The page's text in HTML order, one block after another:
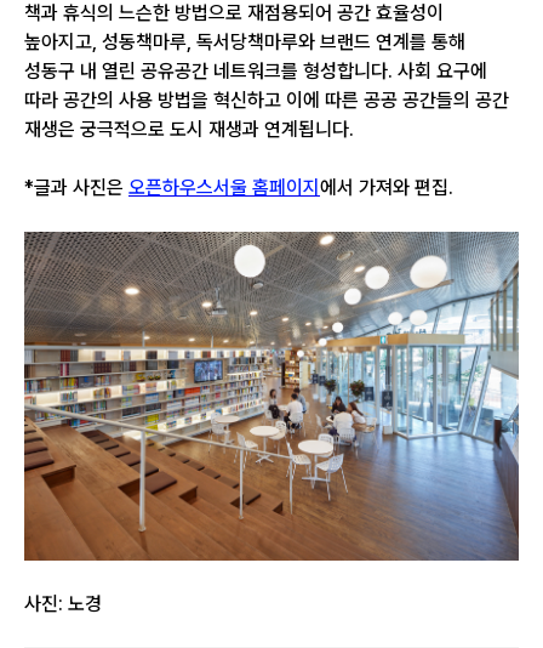
책과 휴식의 느슨한 방법으로 재점용되어 공간 효율성이
높아지고, 성동책마루, 독서당책마루와 브랜드 연계를 통해
성동구 내 열린 공유공간 네트워크를 형성합니다. 사회 요구에
따라 공간의 사용 방법을 혁신하고 이에 따른 공공 공간들의 공간
재생은 궁극적으로 도시 재생과 연계됩니다.
*글과 사진은 오픈하우스서울 홈페이지 에서 가져와 편집.
사진: 노경